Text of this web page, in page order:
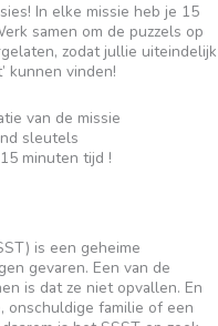
In elke missie heb je 15
samen om de puzzels op
zodat jullie uiteindelijk
kunnen vinden!
van de missie
sleutels
minuten tijd !
is een geheime
gevaren. Een van de
is dat ze niet opvallen. En
onschuldige familie of een